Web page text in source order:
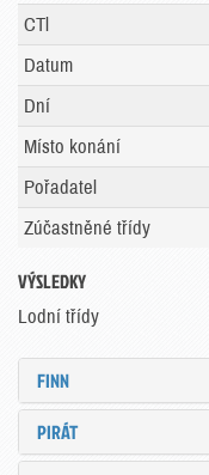
CTl
Datum
Dní
Místo konání
Pořadatel
Zúčastněné třídy
VÝSLEDKY
Lodní třídy
FINN
PIRÁT